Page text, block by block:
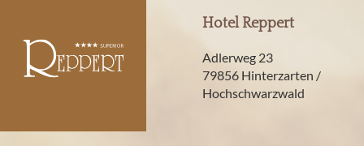
Hotel Reppert
Adlerweg 23
79856 Hinterzarten /
Hochschwarzwald